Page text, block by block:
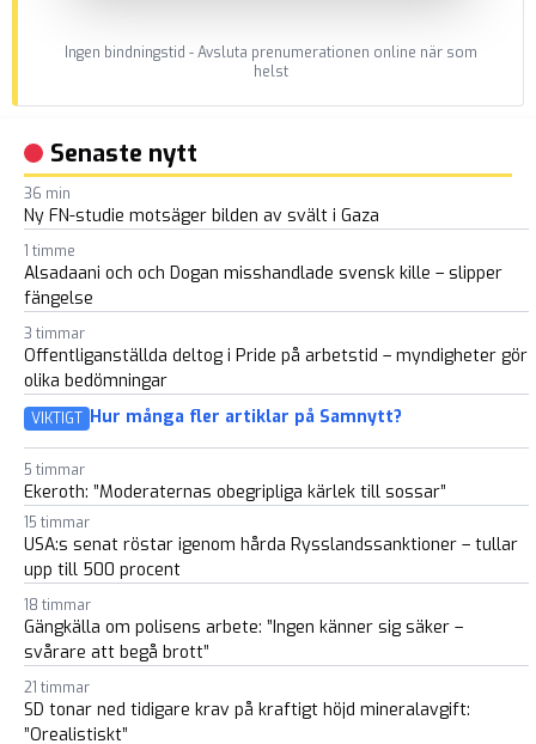
Ingen bindningstid - Avsluta prenumerationen online när som
helst
Senaste nytt
36 min
Ny FN-studie motsäger bilden av svält i Gaza
1 timme
Alsadaani och och Dogan misshandlade svensk kille – slipper
fängelse
3 timmar
Offentliganställda deltog i Pride på arbetstid – myndigheter gör
olika bedömningar
VIKTIGT Hur många fler artiklar på Samnytt?
5 timmar
Ekeroth: ”Moderaternas obegripliga kärlek till sossar”
15 timmar
USA:s senat röstar igenom hårda Rysslandssanktioner – tullar
upp till 500 procent
18 timmar
Gängkälla om polisens arbete: ”Ingen känner sig säker –
svårare att begå brott”
21 timmar
SD tonar ned tidigare krav på kraftigt höjd mineralavgift:
”Orealistiskt”